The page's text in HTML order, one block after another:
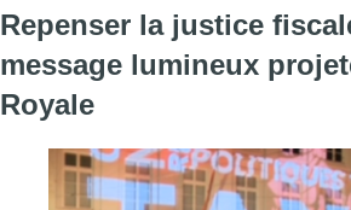
Repenser la justice
message lumineux
Royale